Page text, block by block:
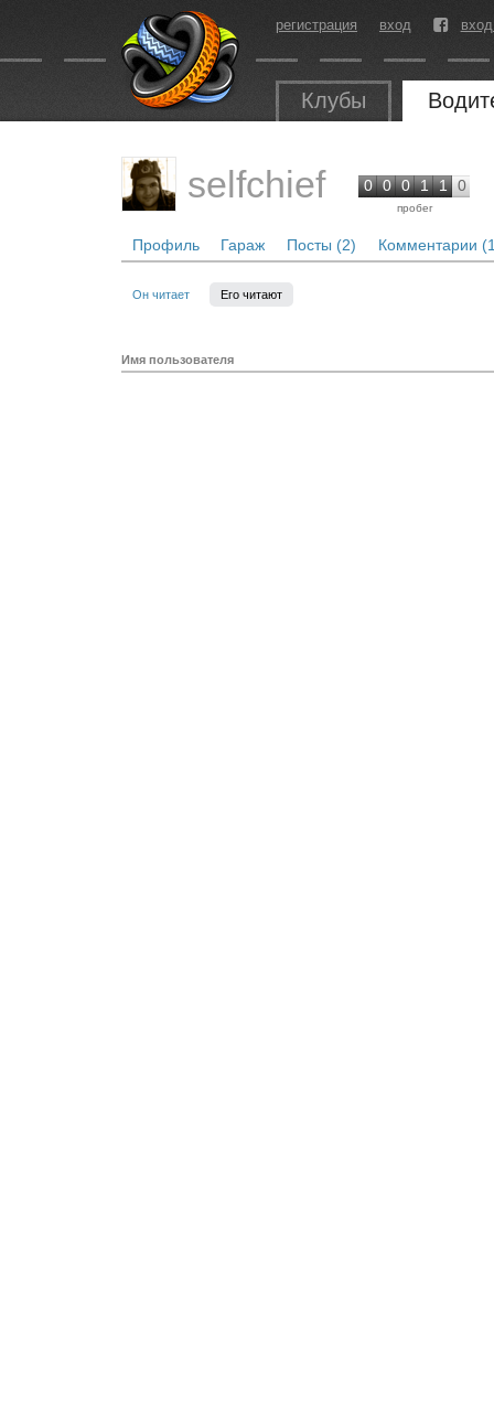
регистрация вход
Клубы
selfchief 0 0 0 1 1 0
пробег
Профиль Гараж Посты (2) Комментарии
Он читает Его читают
Имя пользователя